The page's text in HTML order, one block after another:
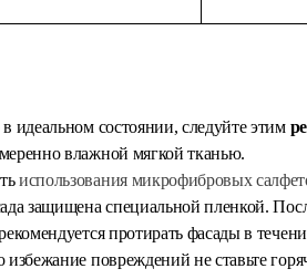
идеальном состоянии, следуйте этим
влажной мягкой тканью.
использования микрофибровых
защищена специальной пленкой.
протирать фасады в
повреждений не ставьте